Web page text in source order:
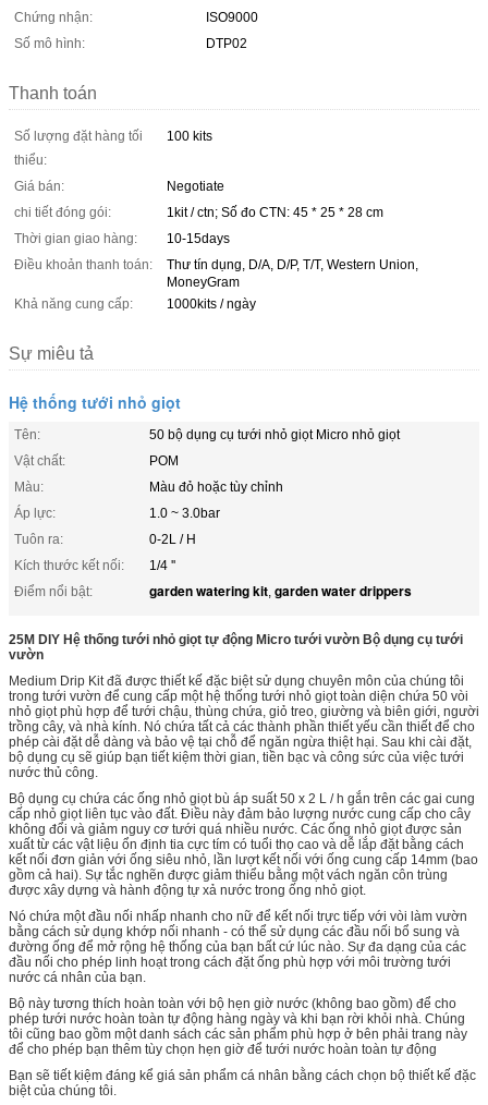
Chứng nhận:
ISO9000
Số mô hình:
DTP02
Thanh toán
Số lượng đặt hàng tối
thiểu:
100 kits
Giá bán:
Negotiate
chi tiết đóng gói:
1kit / ctn; Số đo CTN: 45 * 25 * 28 cm
Thời gian giao hàng:
10-15days
Điều khoản thanh toán:
Thư tín dụng, D/A, D/P, T/T, Western Union,
MoneyGram
Khả năng cung cấp:
1000kits / ngày
Sự miêu tả
Hệ thống tưới nhỏ giọt
Tên:
50 bộ dụng cụ tưới nhỏ giọt Micro nhỏ giọt
Vật chất:
POM
Màu:
Màu đỏ hoặc tùy chỉnh
Áp lực:
1.0 ~ 3.0bar
Tuôn ra:
0-2L / H
Kích thước kết nối:
1/4 ''
Điểm nổi bật:
garden watering kit, garden water drippers
25M DIY Hệ thống tưới nhỏ giọt tự động Micro tưới vườn Bộ dụng cụ tưới
vườn
Medium Drip Kit đã được thiết kế đặc biệt sử dụng chuyên môn của chúng tôi
trong tưới vườn để cung cấp một hệ thống tưới nhỏ giọt toàn diện chứa 50 vòi
nhỏ giọt phù hợp để tưới chậu, thùng chứa, giỏ treo, giường và biên giới, người
trồng cây, và nhà kính. Nó chứa tất cả các thành phần thiết yếu cần thiết để cho
phép cài đặt dễ dàng và bảo vệ tại chỗ để ngăn ngừa thiệt hại. Sau khi cài đặt,
bộ dụng cụ sẽ giúp bạn tiết kiệm thời gian, tiền bạc và công sức của việc tưới
nước thủ công.
Bộ dụng cụ chứa các ống nhỏ giọt bù áp suất 50 x 2 L / h gắn trên các gai cung
cấp nhỏ giọt liên tục vào đất. Điều này đảm bảo lượng nước cung cấp cho cây
không đổi và giảm nguy cơ tưới quá nhiều nước. Các ống nhỏ giọt được sản
xuất từ ​​các vật liệu ổn định tia cực tím có tuổi thọ cao và dễ lắp đặt bằng cách
kết nối đơn giản với ống siêu nhỏ, lần lượt kết nối với ống cung cấp 14mm (bao
gồm cả hai). Sự tắc nghẽn được giảm thiểu bằng một vách ngăn côn trùng
được xây dựng và hành động tự xả nước trong ống nhỏ giọt.
Nó chứa một đầu nối nhấp nhanh cho nữ để kết nối trực tiếp với vòi làm vườn
bằng cách sử dụng khớp nối nhanh - có thể sử dụng các đầu nối bổ sung và
đường ống để mở rộng hệ thống của bạn bất cứ lúc nào. Sự đa dạng của các
đầu nối cho phép linh hoạt trong cách đặt ống phù hợp với môi trường tưới
nước cá nhân của bạn.
Bộ này tương thích hoàn toàn với bộ hẹn giờ nước (không bao gồm) để cho
phép tưới nước hoàn toàn tự động hàng ngày và khi bạn rời khỏi nhà. Chúng
tôi cũng bao gồm một danh sách các sản phẩm phù hợp ở bên phải trang này
để cho phép bạn thêm tùy chọn hẹn giờ để tưới nước hoàn toàn tự động
Bạn sẽ tiết kiệm đáng kể giá sản phẩm cá nhân bằng cách chọn bộ thiết kế đặc
biệt của chúng tôi.